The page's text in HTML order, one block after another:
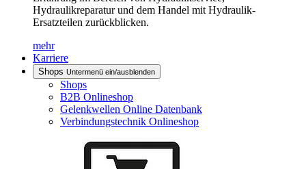
Hydraulikreparatur und dem Handel mit Hydraulik-
Ersatzteilen zurückblicken.
mehr
Karriere
Shops Untermenü ein/ausblenden
Shops
B2B Onlineshop
Gelenkwellen Online Datenbank
Verbindungstechnik Onlineshop